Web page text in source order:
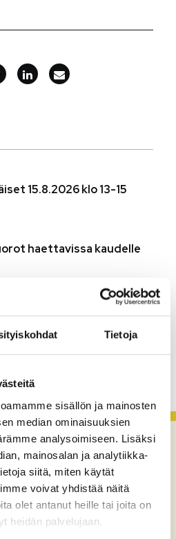
Tietoja
sisällön ja mainosten
median ominaisuuksien
analysoimiseen. Lisäksi
mainosalan ja analytiikka-
siitä, miten käytät
voivat yhdistää näitä
olet antanut heille tai joita on
heidän palvelujaan.
15.8.2026 klo 13-15
haettavissa kaudelle
menee kiinni